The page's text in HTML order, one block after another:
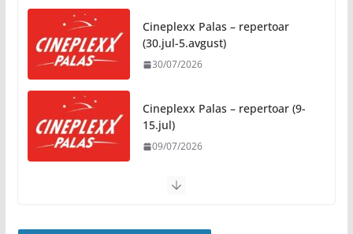
godine
07/08/2026
Tradicija i kreativnost u susret
Kočićevim danima
07/08/2026
Cineplexx Palas – repertoar
(30.jul-5.avgust)
30/07/2026
Cineplexx Palas – repertoar (9-
15.jul)
09/07/2026